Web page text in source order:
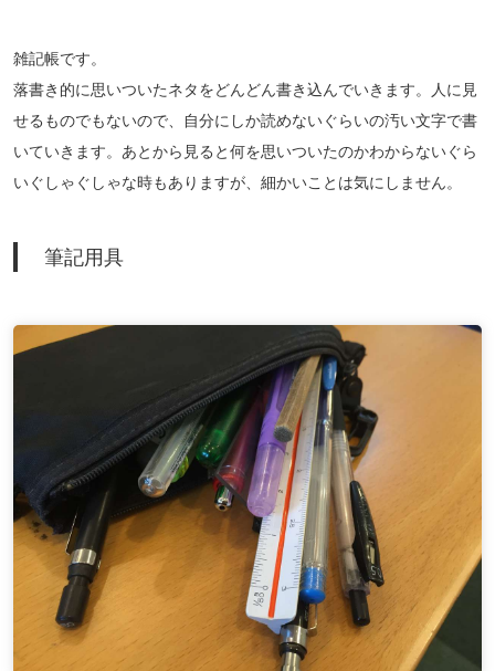
雑記帳です。
落書き的に思いついたネタをどんどん書き込んでいきます。人に見
せるものでもないので、自分にしか読めないぐらいの汚い文字で書
いていきます。あとから見ると何を思いついたのかわからないぐら
いぐしゃぐしゃな時もありますが、細かいことは気にしません。
筆記用具